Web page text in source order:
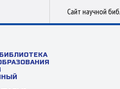
Сайт научной